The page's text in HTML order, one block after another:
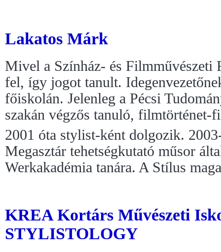
Lakatos Márk
Mivel a Színház- és Filmművészeti
fel, így jogot tanult.
főiskolán. Jelenleg a Pécsi
szakán végzős tanuló, filmtörténet-
2001 óta stylist-ként dolgozik.
Megasztár tehetségkutató műsor
Werkakadémia tanára. A Stílus
KREA Kortárs Művészeti
STYLISTOLOGY